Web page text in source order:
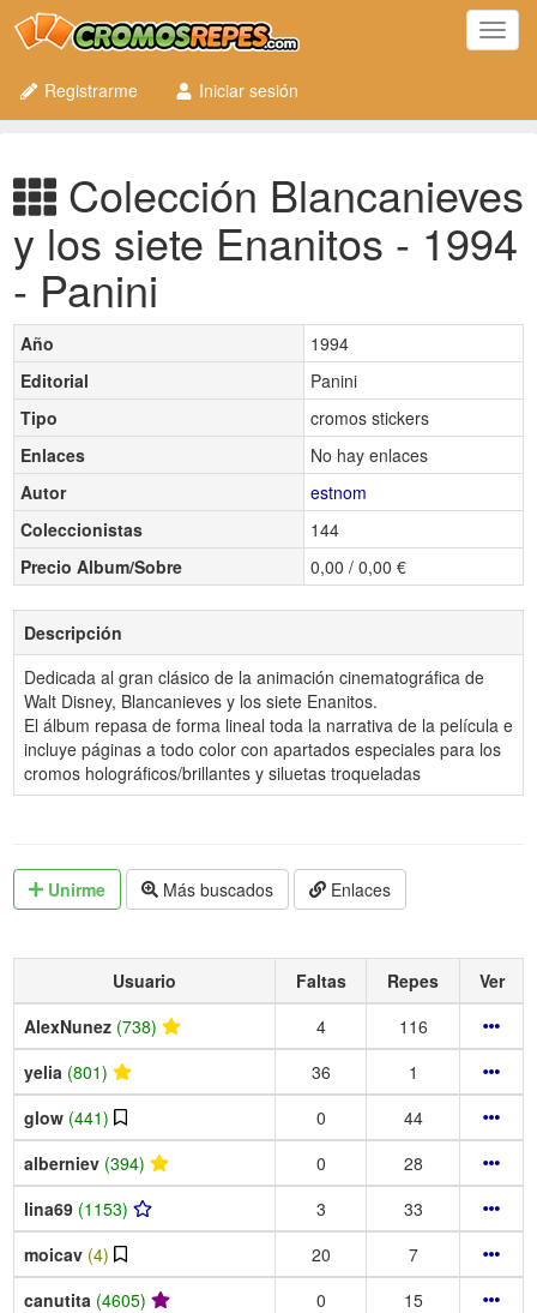
Registrarme
Iniciar sesión
Colección Blancanieves
y los siete Enanitos - 1994
- Panini
Año
1994
Editorial
Panini
Tipo
cromos stickers
Enlaces
No hay enlaces
Autor
estnom
Coleccionistas
144
Precio Album/Sobre
0,00 / 0,00 €
Descripción
Dedicada al gran clásico de la animación cinematográfica de
Walt Disney, Blancanieves y los siete Enanitos.
El álbum repasa de forma lineal toda la narrativa de la película e
incluye páginas a todo color con apartados especiales para los
cromos holográficos/brillantes y siluetas troqueladas
Unirme Más buscados Enlaces
Usuario Faltas Repes
Ver
AlexNunez (738) 4
116
yelia (801) 36
1
glow (441) 0
44
alberniev (394) 0
28
lina69 (1153) 3
33
moicav (4) 20
7
canutita (4605) 0
15